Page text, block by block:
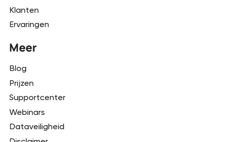
Klanten
Ervaringen
Meer
Blog
Prijzen
Supportcenter
Webinars
Dataveiligheid